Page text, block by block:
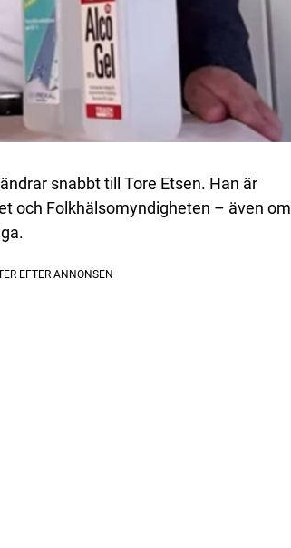
snabbt till Tore Etsen. Han är
och Folkhälsomyndigheten – även om